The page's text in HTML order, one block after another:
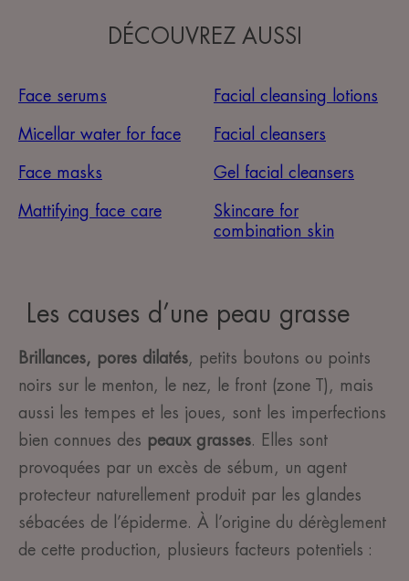
DÉCOUVREZ AUSSI
Face serums Facial cleansing lotions
Micellar water for face Facial cleansers
Face masks Gel facial cleansers
Mattifying face care
Skincare for
combination skin
Les causes d’une peau grasse
Brillances, pores dilatés, petits boutons ou points
noirs sur le menton, le nez, le front (zone T), mais
aussi les tempes et les joues, sont les imperfections
bien connues des peaux grasses. Elles sont
provoquées par un excès de sébum, un agent
protecteur naturellement produit par les glandes
sébacées de l’épiderme. À l’origine du dérèglement
de cette production, plusieurs facteurs potentiels :